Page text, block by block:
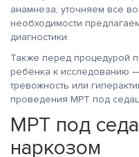
анамнеза, уточняем все
необходимости
диагностики.
Также перед процедурой
ребёнка к исследованию
тревожность или
проведения МРТ под
МРТ под
наркозом